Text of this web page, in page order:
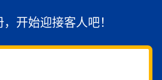
开始迎接客人吧！